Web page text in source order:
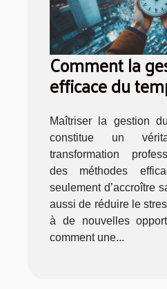
Comment la
efficace du
transforme
Maîtriser la gestion
constitue un
transformation
des méthodes
seulement d’accroître
aussi de réduire le
à de nouvelles
comment une...